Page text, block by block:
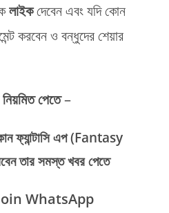
লাইকদেবেন এবং যদি কোন
করবেন ও বন্ধুদের শেয়ার
পেতে–
ফ্যান্টাসি এপ (Fantasy
তার সমস্ত খবর পেতে
“join WhatsApp